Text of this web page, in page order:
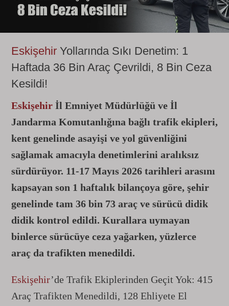
Eskişehir Yollarında Sıkı Denetim: 1
Haftada 36 Bin Araç Çevrildi, 8 Bin Ceza
Kesildi!
Eskişehir İl Emniyet Müdürlüğü ve İl
Jandarma Komutanlığına bağlı trafik ekipleri,
kent genelinde asayişi ve yol güvenliğini
sağlamak amacıyla denetimlerini aralıksız
sürdürüyor. 11-17 Mayıs 2026 tarihleri arasını
kapsayan son 1 haftalık bilançoya göre, şehir
genelinde tam 36 bin 73 araç ve sürücü didik
didik kontrol edildi. Kurallara uymayan
binlerce sürücüye ceza yağarken, yüzlerce
araç da trafikten menedildi.
Eskişehir’de Trafik Ekiplerinden Geçit Yok: 415
Araç Trafikten Menedildi, 128 Ehliyete El